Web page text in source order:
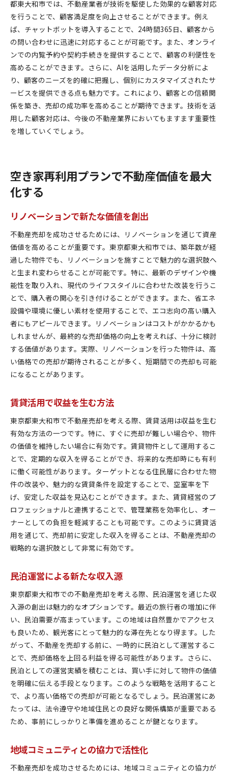
都東大和市では、不動産業者が技術を駆使した効果的な顧客対応
を行うことで、顧客満足度を向上させることができます。例え
ば、チャットボットを導入することで、24時間365日、顧客から
の問い合わせに迅速に対応することが可能です。また、オンライ
ンでの内覧予約や契約手続きを提供することで、顧客の利便性を
高めることができます。さらに、AIを活用したデータ分析によ
り、顧客のニーズを的確に把握し、個別にカスタマイズされたサ
ービスを提供できる点も魅力です。これにより、顧客との信頼関
係を築き、売却の成功率を高めることが期待できます。技術を活
用した顧客対応は、今後の不動産業界においてもますます重要性
を増していくでしょう。
空き家再利用プランで不動産価値を最大
化する
リノベーションで新たな価値を創出
不動産売却を成功させるためには、リノベーションを通じて資産
価値を高めることが重要です。東京都東大和市では、築年数が経
過した物件でも、リノベーションを施すことで魅力的な選択肢へ
と生まれ変わらせることが可能です。特に、最新のデザインや機
能性を取り入れ、現代のライフスタイルに合わせた改装を行うこ
とで、購入者の関心を引き付けることができます。また、省エネ
設備や環境に優しい素材を使用することで、エコ志向の高い購入
者にもアピールできます。リノベーションはコストがかかるかも
しれませんが、最終的な売却価格の向上を考えれば、十分に検討
する価値があります。実際、リノベーションを行った物件は、高
い価格での売却が期待されることが多く、短期間での売却も可能
になることがあります。
賃貸活用で収益を生む方法
東京都東大和市で不動産売却を考える際、賃貸活用は収益を生む
有効な方法の一つです。特に、すぐに売却が難しい場合や、物件
の価値を維持したい場合に有効です。賃貸物件として運用するこ
とで、定期的な収入を得ることができ、将来的な売却時にも有利
に働く可能性があります。ターゲットとなる住民層に合わせた物
件の改装や、魅力的な賃貸条件を設定することで、空室率を下
げ、安定した収益を見込むことができます。また、賃貸経営のプ
ロフェッショナルと連携することで、管理業務を効率化し、オー
ナーとしての負担を軽減することも可能です。このように賃貸活
用を通じて、売却前に安定した収入を得ることは、不動産売却の
戦略的な選択肢として非常に有効です。
民泊運営による新たな収入源
東京都東大和市での不動産売却を考える際、民泊運営を通じた収
入源の創出は魅力的なオプションです。最近の旅行者の増加に伴
い、民泊需要が高まっています。この地域は自然豊かでアクセス
も良いため、観光客にとって魅力的な滞在先となり得ます。した
がって、不動産を売却する前に、一時的に民泊として運営するこ
とで、売却価格を上回る利益を得る可能性があります。さらに、
民泊としての運営実績を積むことは、買い手に対して物件の価値
を明確に伝える手段となります。このような戦略を活用すること
で、より高い価格での売却が可能となるでしょう。民泊運営にあ
たっては、法令遵守や地域住民との良好な関係構築が重要である
ため、事前にしっかりと準備を進めることが鍵となります。
地域コミュニティとの協力で活性化
不動産売却を成功させるためには、地域コミュニティとの協力が